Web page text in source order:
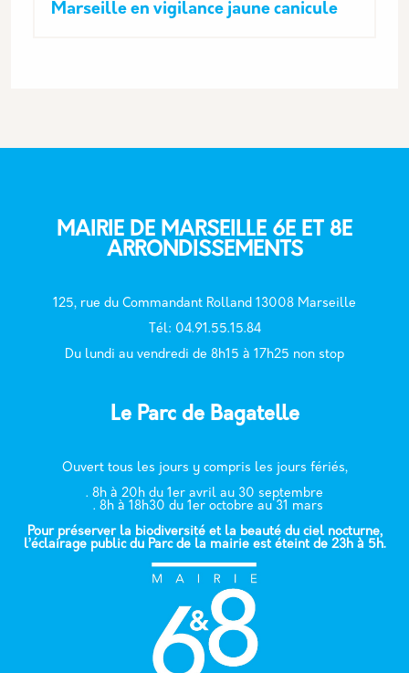
Marseille en vigilance jaune canicule
MAIRIE DE MARSEILLE 6E ET 8E
ARRONDISSEMENTS
125, rue du Commandant Rolland 13008 Marseille
T él: 04.91.55.15.84
Du lundi au vendredi de 8h15 à 17h25 non stop
Le Parc de Bagatelle
Ouvert tous les jours y compris les jours fériés,
. 8h à 20h du 1er avril au 30 septembre
. 8h à 18h30 du 1er octobre au 31 mars
Pour préserver la biodiversité et la beauté du ciel nocturne,
l’éclairage public du Parc de la mairie est éteint de 23h à 5h.